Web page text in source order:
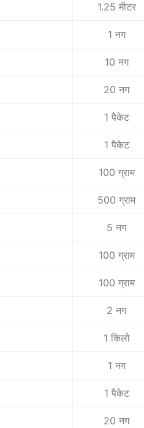
1.25 मीटर
1 नग
10 नग
20 नग
1 पैकेट
1 पैकेट
100 ग्राम
500 ग्राम
5 नग
100 ग्राम
100 ग्राम
2 नग
1 किलो
1 नग
1 पैकेट
20 नग